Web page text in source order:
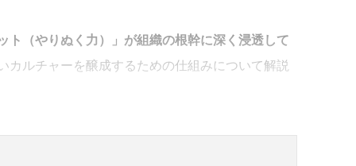
ト（やりぬく力）」が組織の根幹に深く浸透して
カルチャーを醸成するための仕組みについて解説